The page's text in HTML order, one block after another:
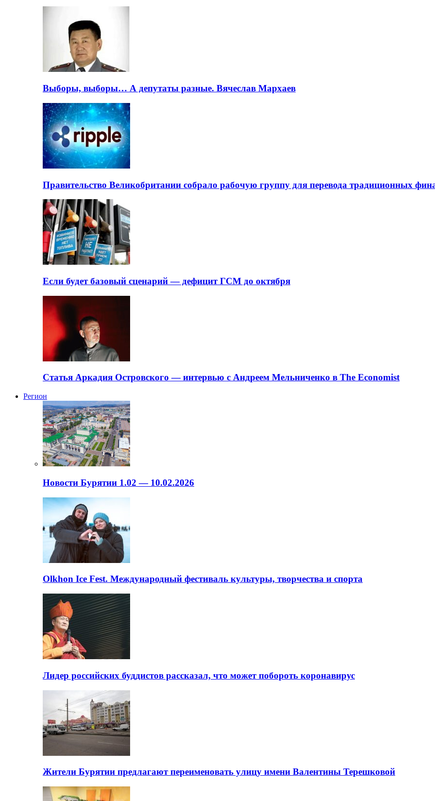
Выборы, выборы… А депутаты разные. Вячеслав Мархаев
Правительство Великобритании собрало рабочую группу для перевода традиционных
Если будет базовый сценарий — дефицит ГСМ до октября
Статья Аркадия Островского — интервью с Андреем Мельниченко в The Economist
Регион
Новости Бурятии 1.02 — 10.02.2026
Olkhon Ice Fest. Международный фестиваль культуры, творчества и спорта
Лидер российских буддистов рассказал, что может побороть коронавирус
Жители Бурятии предлагают переименовать улицу имени Валентины Терешковой